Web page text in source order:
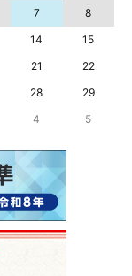
7
8
14
15
21
22
28
29
4 5